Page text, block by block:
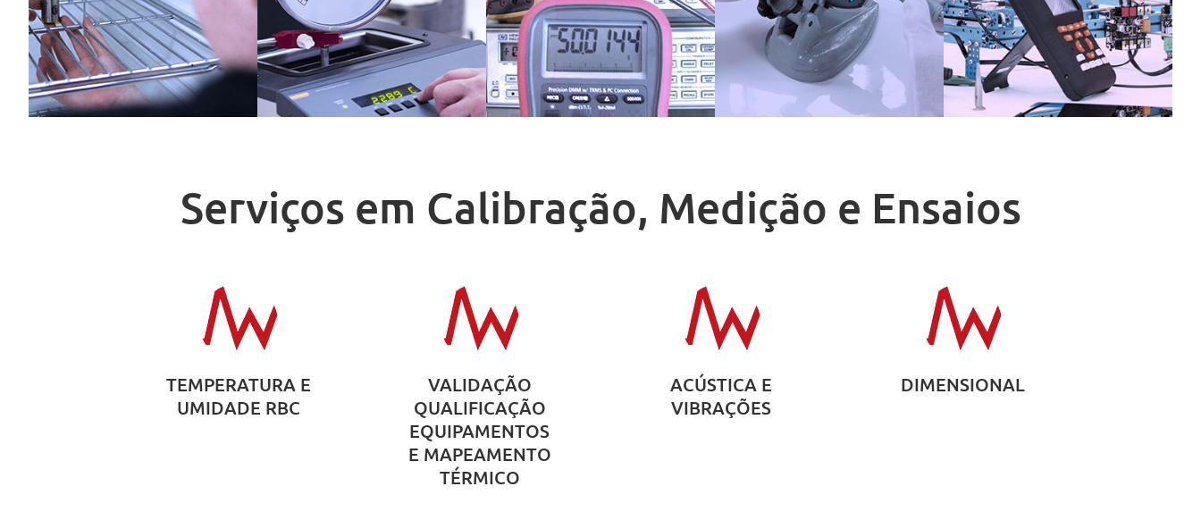
Serviços em Calibração, Medição e Ensaios
TEMPERATURA E
UMIDADE RBC
VALIDAÇÃO
QUALIFICAÇÃO
EQUIPAMENTOS
E MAPEAMENTO
TÉRMICO
ACÚSTICA E
VIBRAÇÕES
DIMENSIONAL